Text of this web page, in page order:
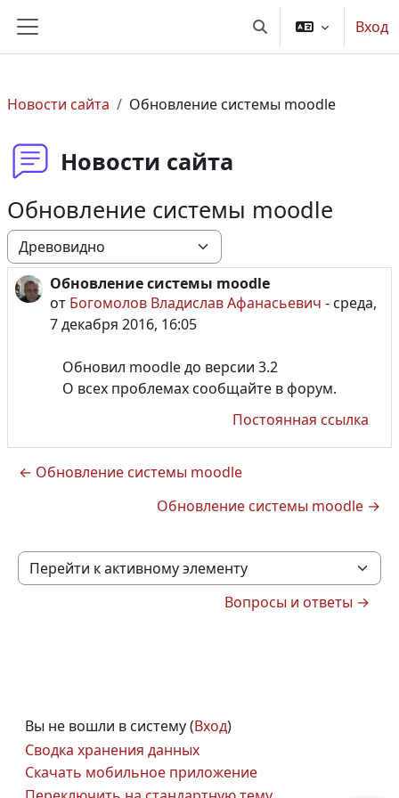
Боковая панель Изменить данные
Вход
Новости сайта Обновление системы moodle
Новости сайта
Обновление системы moodle
Режим отображения
Обновление системы moodle
от Богомолов Владислав Афанасьевич - среда,
7 декабря 2016, 16:05
Количество ответов: 0
Обновил moodle до версии 3.2
О всех проблемах сообщайте в форум.
Постоянная ссылка
← Обновление системы moodle
Обновление системы moodle →
Перейти к активному элементу
Вопросы и ответы →
Вы не вошли в систему (Вход)
Сводка хранения данных
Скачать мобильное приложение